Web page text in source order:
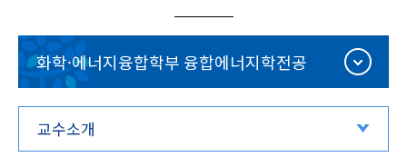
화학·에너지융합학부 융합에너지학전공
교수소개